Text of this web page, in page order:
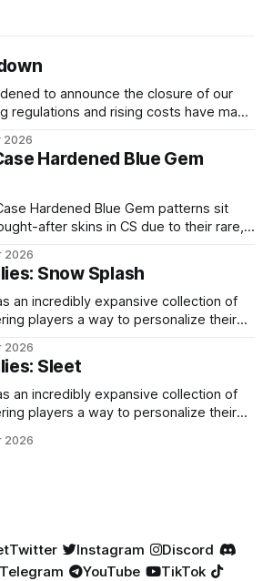
to announce the closure of our
regulations and rising costs have made
2026
Hardened Blue Gem
Hardened Blue Gem patterns sit
after skins in CS due to their rare,
their high blue percentage yet being
have reached around
2026
Snow Splash
an incredibly expansive collection of
players a way to personalize their
families have become iconic,
distinct aesthetics and recurring
From the sleek, comic-
Noir
2026
Sleet
an incredibly expansive collection of
players a way to personalize their
families have become iconic,
2026
Twitter Instagram
Discord
Telegram YouTube TikTok